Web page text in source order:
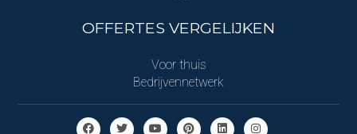
OFFERTES VERGELIJKEN
Voor thuis
Bedrijvennetwerk